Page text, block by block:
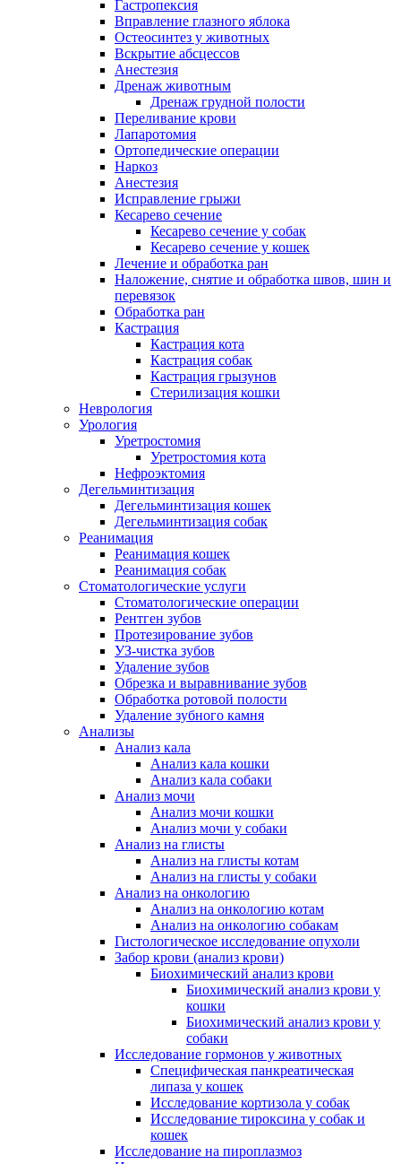
Гастропексия
Вправление глазного яблока
Остеосинтез у животных
Вскрытие абсцессов
Анестезия
Дренаж животным
Дренаж грудной полости
Переливание крови
Лапаротомия
Ортопедические операции
Наркоз
Анестезия
Исправление грыжи
Кесарево сечение
Кесарево сечение у собак
Кесарево сечение у кошек
Лечение и обработка ран
Наложение, снятие и обработка швов, шин и
перевязок
Обработка ран
Кастрация
Кастрация кота
Кастрация собак
Кастрация грызунов
Стерилизация кошки
Неврология
Урология
Уретростомия
Уретростомия кота
Нефроэктомия
Дегельминтизация
Дегельминтизация кошек
Дегельминтизация собак
Реанимация
Реанимация кошек
Реанимация собак
Стоматологические услуги
Стоматологические операции
Рентген зубов
Протезирование зубов
УЗ-чистка зубов
Удаление зубов
Обрезка и выравнивание зубов
Обработка ротовой полости
Удаление зубного камня
Анализы
Анализ кала
Анализ кала кошки
Анализ кала собаки
Анализ мочи
Анализ мочи кошки
Анализ мочи у собаки
Анализ на глисты
Анализ на глисты котам
Анализ на глисты у собаки
Анализ на онкологию
Анализ на онкологию котам
Анализ на онкологию собакам
Гистологическое исследование опухоли
Забор крови (анализ крови)
Биохимический анализ крови
Биохимический анализ крови у
кошки
Биохимический анализ крови у
собаки
Исследование гормонов у животных
Специфическая панкреатическая
липаза у кошек
Исследование кортизола у собак
Исследование тироксина у собак и
кошек
Исследование на пироплазмоз